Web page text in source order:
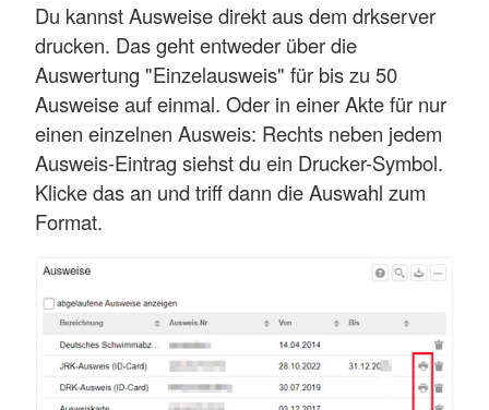
Du kannst Ausweise direkt aus dem drkserver
drucken. Das geht entweder über die
Auswertung "Einzelausweis" für bis zu 50
Ausweise auf einmal. Oder in einer Akte für nur
einen einzelnen Ausweis: Rechts neben jedem
Ausweis-Eintrag siehst du ein Drucker-Symbol.
Klicke das an und triff dann die Auswahl zum
Format.